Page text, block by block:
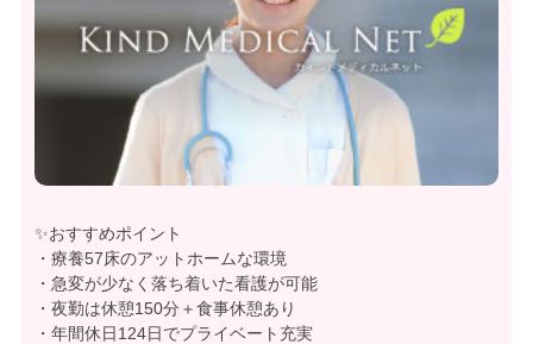
✨おすすめポイント
・療養57床のアットホームな環境
・急変が少なく落ち着いた看護が可能
・夜勤は休憩150分＋食事休憩あり
・年間休日124日でプライベート充実